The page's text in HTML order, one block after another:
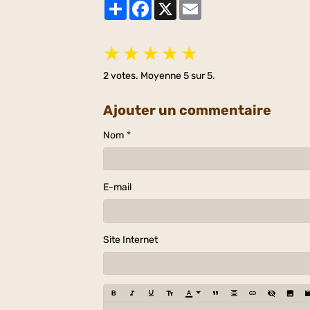
PartagerFacebook
X
★ ★ ★ ★ ★
2votes. Moyenne5sur 5.
Ajouter un commentaire
Nom
E-mail
Site Internet